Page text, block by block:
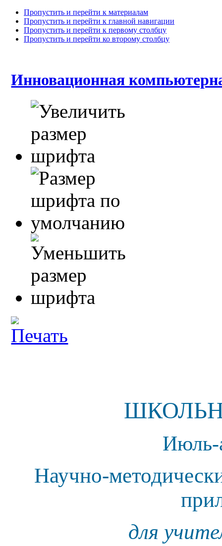
Пропустить и перейти к материалам
Пропустить и перейти к главной навигации
Пропустить и перейти к первому столбцу
Пропустить и перейти ко второму столбцу
Инновационная
Июль-
Научно-
для